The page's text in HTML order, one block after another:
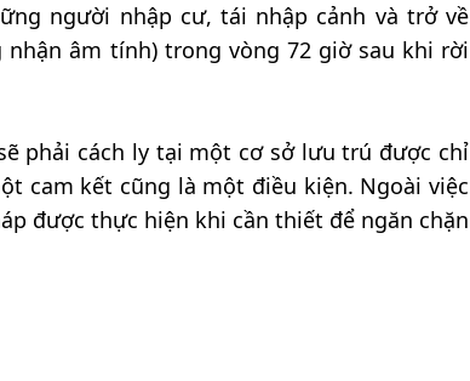
người nhập cư, tái nhập cảnh và trở về
âm tính) trong vòng 72 giờ sau khi rời
phải cách ly tại một cơ sở lưu trú được chỉ
cam kết cũng là một điều kiện. Ngoài việc
được thực hiện khi cần thiết để ngăn chặn